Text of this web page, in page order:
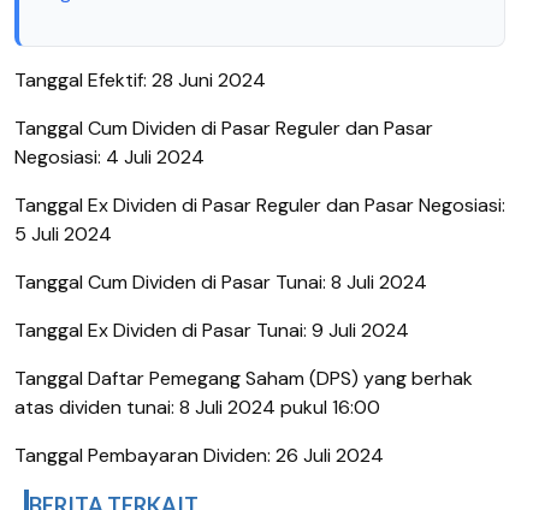
Tanggal Efektif: 28 Juni 2024
Tanggal Cum Dividen di Pasar Reguler dan Pasar
Negosiasi: 4 Juli 2024
Tanggal Ex Dividen di Pasar Reguler dan Pasar Negosiasi:
5 Juli 2024
Tanggal Cum Dividen di Pasar Tunai: 8 Juli 2024
Tanggal Ex Dividen di Pasar Tunai: 9 Juli 2024
Tanggal Daftar Pemegang Saham (DPS) yang berhak
atas dividen tunai: 8 Juli 2024 pukul 16:00
Tanggal Pembayaran Dividen: 26 Juli 2024
BERITA TERKAIT